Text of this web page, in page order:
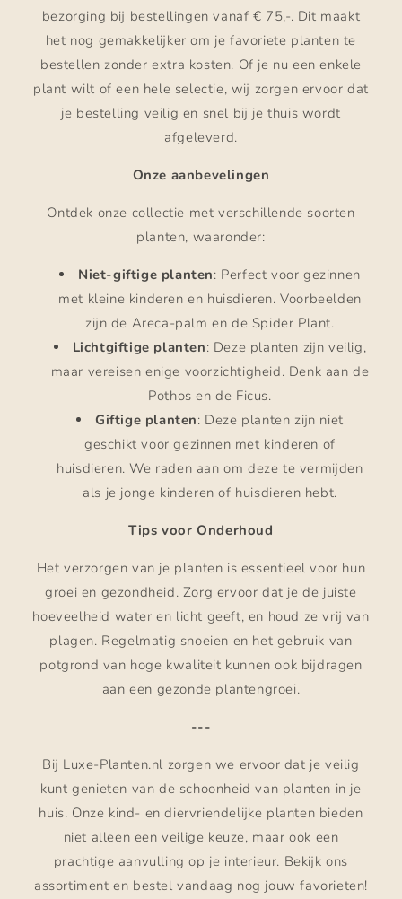
bezorging bij bestellingen vanaf € 75,-. Dit maakt
het nog gemakkelijker om je favoriete planten te
bestellen zonder extra kosten. Of je nu een enkele
plant wilt of een hele selectie, wij zorgen ervoor dat
je bestelling veilig en snel bij je thuis wordt
afgeleverd.
Onze aanbevelingen
Ontdek onze collectie met verschillende soorten
planten, waaronder:
Niet-giftige planten: Perfect voor gezinnen
met kleine kinderen en huisdieren. Voorbeelden
zijn de Areca-palm en de Spider Plant.
Lichtgiftige planten: Deze planten zijn veilig,
maar vereisen enige voorzichtigheid. Denk aan de
Pothos en de Ficus.
Giftige planten: Deze planten zijn niet
geschikt voor gezinnen met kinderen of
huisdieren. We raden aan om deze te vermijden
als je jonge kinderen of huisdieren hebt.
Tips voor Onderhoud
Het verzorgen van je planten is essentieel voor hun
groei en gezondheid. Zorg ervoor dat je de juiste
hoeveelheid water en licht geeft, en houd ze vrij van
plagen. Regelmatig snoeien en het gebruik van
potgrond van hoge kwaliteit kunnen ook bijdragen
aan een gezonde plantengroei.
---
Bij Luxe-Planten.nl zorgen we ervoor dat je veilig
kunt genieten van de schoonheid van planten in je
huis. Onze kind- en diervriendelijke planten bieden
niet alleen een veilige keuze, maar ook een
prachtige aanvulling op je interieur. Bekijk ons
assortiment en bestel vandaag nog jouw favorieten!